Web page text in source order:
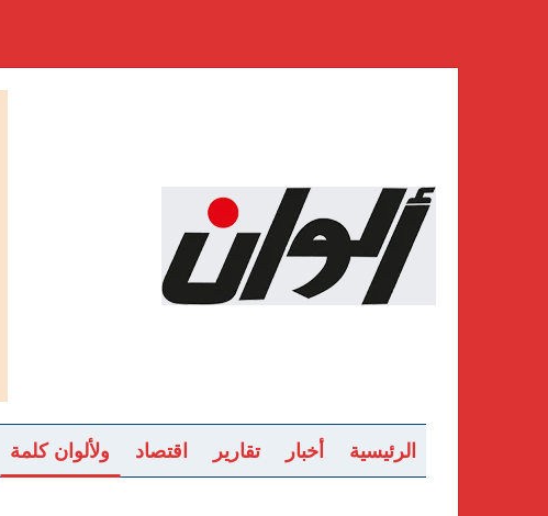
الرئيسية أخبار تقارير اقتصاد ولألوان كلمة